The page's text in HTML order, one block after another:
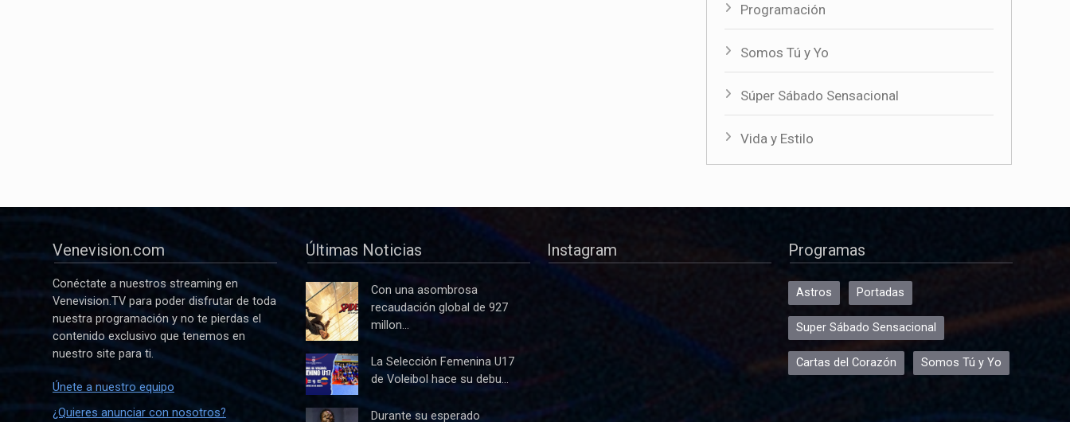
Programación
Somos Tú y Yo
Súper Sábado Sensacional
Vida y Estilo
Venevision.com
Conéctate a nuestros streaming en
Venevision.TV para poder disfrutar de toda
nuestra programación y no te pierdas el
contenido exclusivo que tenemos en
nuestro site para ti.
Únete a nuestro equipo
¿Quieres anunciar con nosotros?
Últimas Noticias
Con una asombrosa
recaudación global de 927
millon...
La Selección Femenina U17
de Voleibol hace su debu...
Durante su esperado
Instagram Programas
Astros Portadas
Super Sábado Sensacional
Cartas del Corazón Somos Tú y Yo